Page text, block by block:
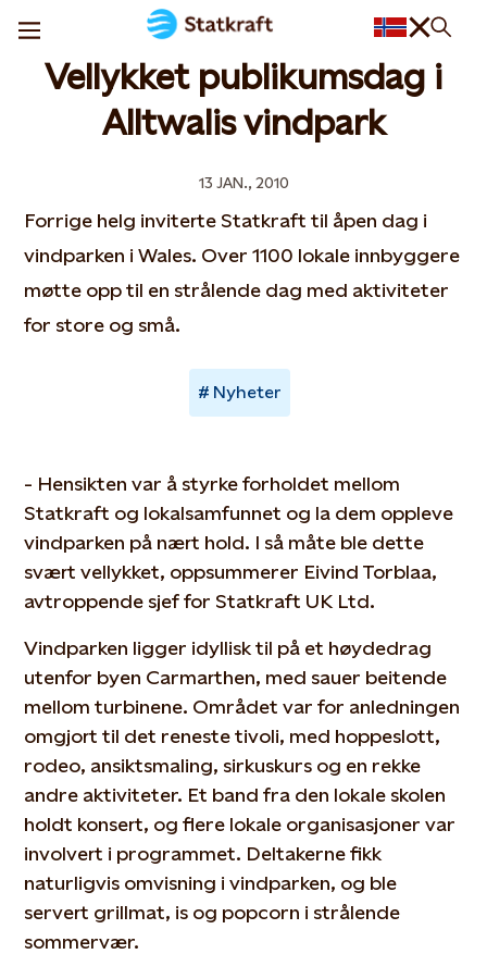
Vellykket publikumsdag i
Alltwalis vindpark
13 JAN., 2010
Forrige helg inviterte Statkraft til åpen dag i
vindparken i Wales. Over 1100 lokale innbyggere
møtte opp til en strålende dag med aktiviteter
for store og små.
Nyheter
- Hensikten var å styrke forholdet mellom
Statkraft og lokalsamfunnet og la dem oppleve
vindparken på nært hold. I så måte ble dette
svært vellykket, oppsummerer Eivind Torblaa,
avtroppende sjef for Statkraft UK Ltd.
Vindparken ligger idyllisk til på et høydedrag
utenfor byen Carmarthen, med sauer beitende
mellom turbinene. Området var for anledningen
omgjort til det reneste tivoli, med hoppeslott,
rodeo, ansiktsmaling, sirkuskurs og en rekke
andre aktiviteter. Et band fra den lokale skolen
holdt konsert, og flere lokale organisasjoner var
involvert i programmet. Deltakerne fikk
naturligvis omvisning i vindparken, og ble
servert grillmat, is og popcorn i strålende
sommervær.